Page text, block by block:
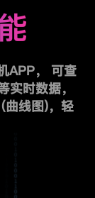
APP，
可查
实时数据，
曲线图)，轻